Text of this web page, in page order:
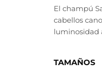
El champú
cabellos
luminosidad
TAMAÑOS